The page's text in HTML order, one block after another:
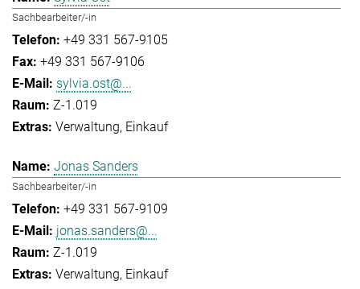
Sachbearbeiter/-in
+49 331 567-9105
+49 331 567-9106
sylvia.ost@...
Z-1.019
Verwaltung Einkauf
Jonas Sanders
Sachbearbeiter/-in
+49 331 567-9109
jonas.sanders@...
Z-1.019
Verwaltung Einkauf